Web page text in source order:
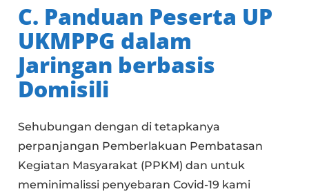
C. Panduan Peserta UP
UKMPPG dalam
Jaringan berbasis
Domisili
Sehubungan dengan di tetapkanya
perpanjangan Pemberlakuan Pembatasan
Kegiatan Masyarakat (PPKM) dan untuk
meminimalissi penyebaran Covid-19 kami